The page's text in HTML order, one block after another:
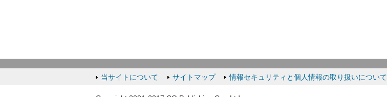
当サイトについて サイトマップ 情報セキュリティと個人情報の取り扱いについて